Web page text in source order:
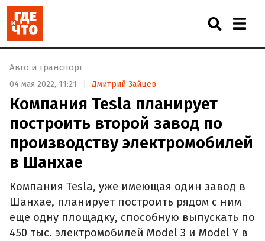
Авто и транспорт
04 мая 2022, 11:21 Дмитрий Зайцев
Компания Tesla планирует
построить второй завод по
производству электромобилей
в Шанхае
Компания Tesla, уже имеющая один завод в
Шанхае, планирует построить рядом с ним
еще одну площадку, способную выпускать по
450 тыс. электромобилей Model 3 и Model Y в